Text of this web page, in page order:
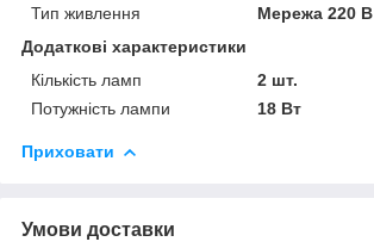
Тип живлення
Мережа 220 В
Додаткові характеристики
Кількість ламп
2 шт.
Потужність лампи
18 Вт
Приховати
Умови доставки